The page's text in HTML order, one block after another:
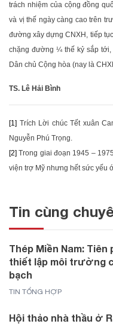
trách nhiệm của cộng đồng
và vị thế ngày càng cao trên
đường xây dựng CNXH, tiếp
chặng đường ¼ thế kỷ sắp
Dân chủ Cộng hòa (nay là
TS. Lê Hải Bình
[1] Trích Lời chúc Tết xuân
Nguyễn Phú Trọng.
[2] Trong giai đoạn 1945 –
viện trợ Mỹ nhưng hết sức yếu
Tin cùng
Thép Miền Nam:
thiết lập môi trường
bạch
TIN TỔNG HỢP
Hội thảo nhà thầu ở